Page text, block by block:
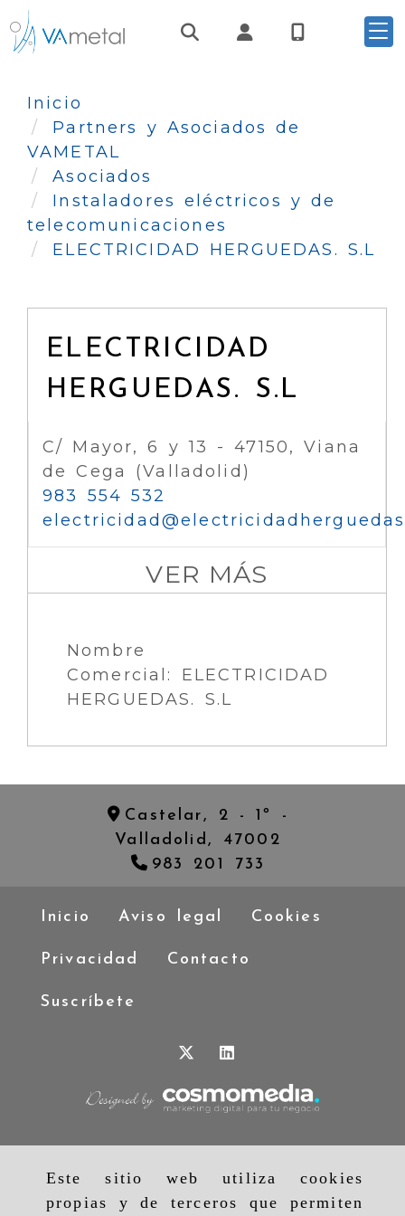
Este sitio web utiliza cookies
propias y de terceros que permiten
Identifícate
Inicio
Partners y Asociados de
VAMETAL
Asociados
Instaladores eléctricos y de
telecomunicaciones
ELECTRICIDAD HERGUEDAS. S.L
ELECTRICIDAD
HERGUEDAS. S.L
C/ Mayor, 6 y 13 - 47150, Viana
de Cega (Valladolid)
983 554 532
electricidad
VER MÁS
Nombre
Comercial: ELECTRICIDAD
HERGUEDAS. S.L
Castelar, 2 - 1º -
Valladolid, 47002
983 201 733
Inicio Aviso legal Cookies
Privacidad Contacto
Suscríbete